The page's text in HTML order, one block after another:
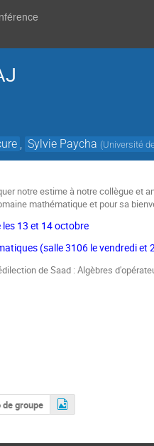
Sylvie Paycha (Université
notre estime à notre collègue et
mathématique et pour sa
13 et 14 octobre
(salle 3106 le vendredi et
de Saad : Algèbres
de groupe